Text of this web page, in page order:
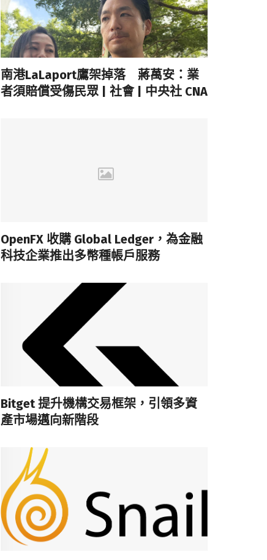
南港LaLaport鷹架掉落 蔣萬安：業
者須賠償受傷民眾 | 社會 | 中央社 CNA
OpenFX 收購 Global Ledger，為金融
科技企業推出多幣種帳戶服務
Bitget 提升機構交易框架，引領多資
產市場邁向新階段